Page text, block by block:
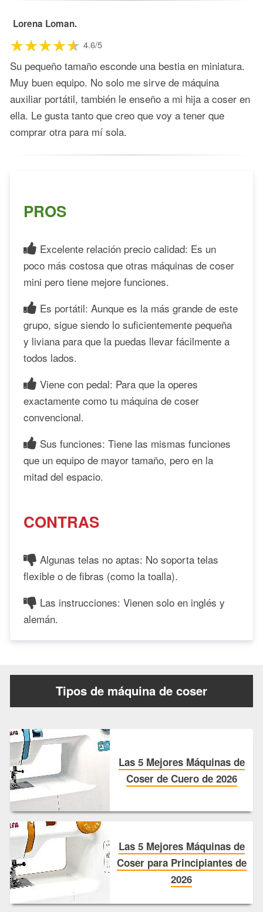
Lorena Loman.
4.6/5
Su pequeño tamaño esconde una bestia en miniatura.
Muy buen equipo. No solo me sirve de máquina
auxiliar portátil, también le enseño a mi hija a coser en
ella. Le gusta tanto que creo que voy a tener que
comprar otra para mí sola.
PROS
Excelente relación precio calidad: Es un
poco más costosa que otras máquinas de coser
mini pero tiene mejore funciones.
Es portátil: Aunque es la más grande de este
grupo, sigue siendo lo suficientemente pequeña
y liviana para que la puedas llevar fácilmente a
todos lados.
Viene con pedal: Para que la operes
exactamente como tu máquina de coser
convencional.
Sus funciones: Tiene las mismas funciones
que un equipo de mayor tamaño, pero en la
mitad del espacio.
CONTRAS
Algunas telas no aptas: No soporta telas
flexible o de fibras (como la toalla).
Las instrucciones: Vienen solo en inglés y
alemán.
Tipos de máquina de coser
Las 5 Mejores Máquinas de
Coser de Cuero de 2026
Las 5 Mejores Máquinas de
Coser para Principiantes de
2026